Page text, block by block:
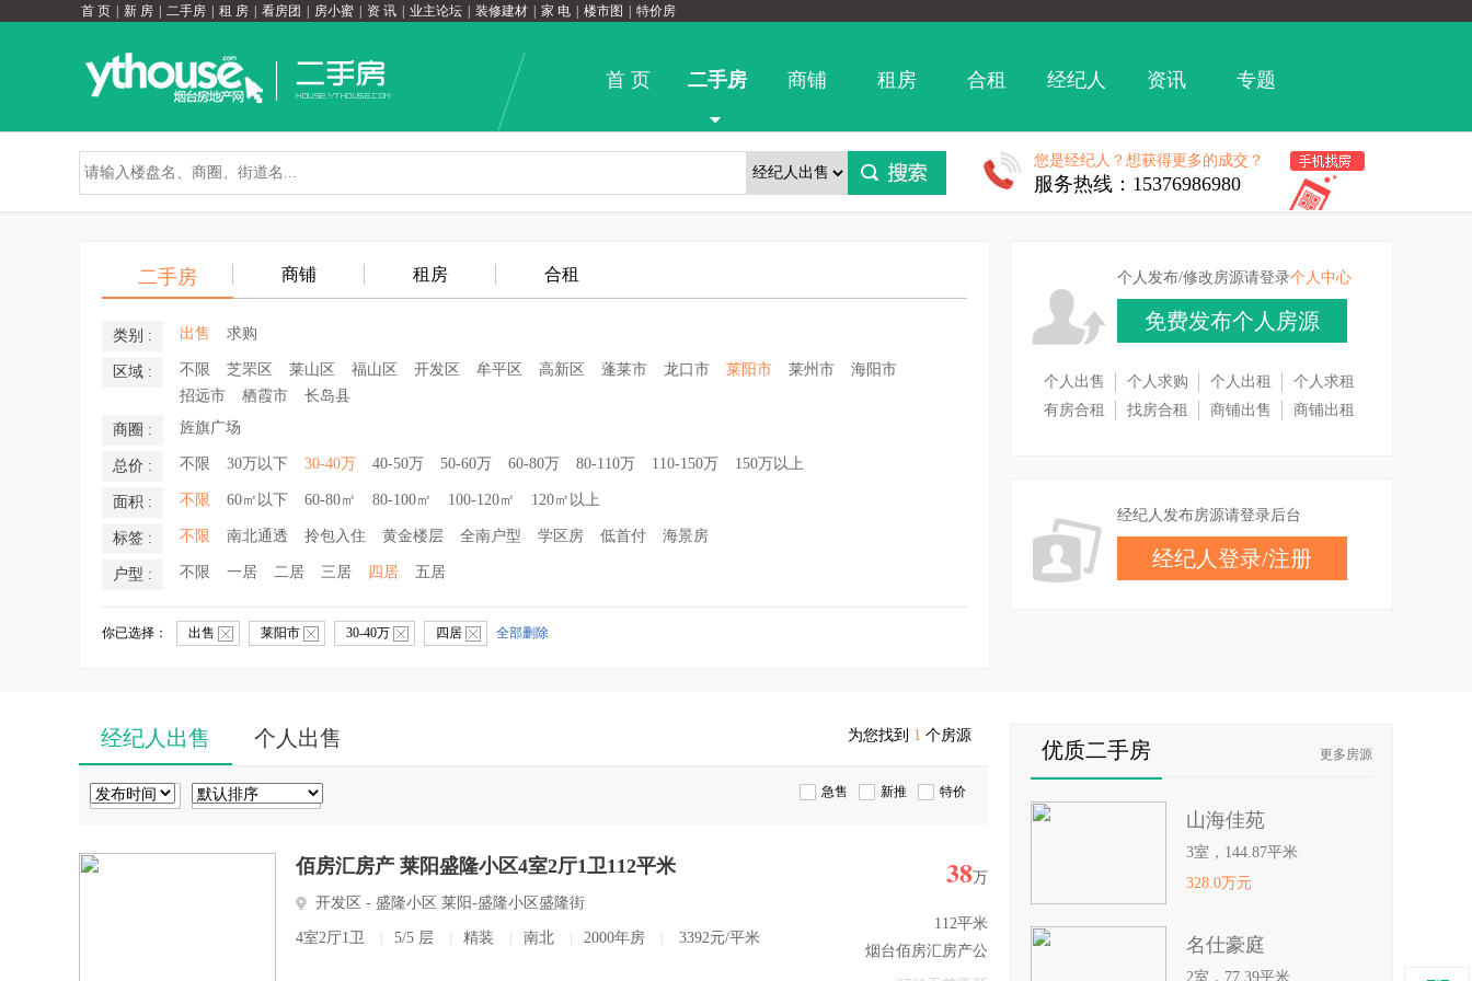
首 页 新 房 二手房 租 房 看房团 房小蜜 资 讯 业主论坛 装修建材 家 电 楼市图 特价房
首 页 二手房 商铺 租房 合租 经纪人 资讯 专题
您是经纪人？想获得更多的成交？
服务热线：15376986980
二手房 商铺 租房 合租
类别 : 出售 求购
区域 : 不限 芝罘区 莱山区 福山区 开发区 牟平区 高新区 蓬莱市 龙口市 莱阳市 莱州市
海阳市
招远市
栖霞市 长岛县
商圈 : 旌旗广场
总价 : 不限 30万以下 30-40万 40-50万 50-60万 60-80万 80-110万 110-150万 150万以上
面积 : 不限 60㎡以下 60-80㎡ 80-100㎡ 100-120㎡ 120㎡以上
标签 : 不限 南北通透 拎包入住 黄金楼层 全南户型 学区房 低首付 海景房
户型 : 不限 一居 二居 三居 四居 五居
你已选择： 出售 莱阳市 30-40万 四居 全部删除
个人发布/修改房源请登录个人中心
免费发布个人房源
个人出售 个人求购 个人出租
个人求租
有房合租
找房合租 商铺出售 商铺出租
经纪人发布房源请登录后台
经纪人登录/注册
经纪人出售 个人出售 为您找到 1 个房源
急售 新推 特价
佰房汇房产 莱阳盛隆小区4室2厅1卫112平米
开发区 - 盛隆小区 莱阳-盛隆小区盛隆街
4室2厅1卫 5/5 层 精装 南北 2000年房 3392元/平米
38万
112平米
烟台佰房汇房产公
优质二手房 更多房源
山海佳苑
3室，144.87平米
328.0万元
名仕豪庭
2室，77.39平米